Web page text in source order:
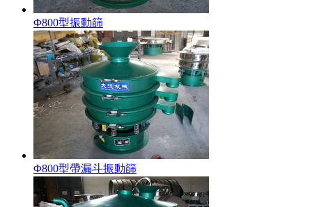
Φ800型振動篩
Φ800型帶漏斗振動篩